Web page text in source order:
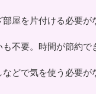
部屋を片付ける必要が
不要。時間が節約で
などで気を使う必要が